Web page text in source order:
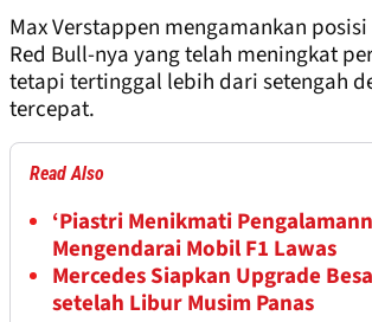
Max Verstappen mengamankan
Red Bull-nya yang telah meningkat
tetapi tertinggal lebih dari setengah
tercepat.
Read Also
‘Piastri Menikmati
Mengendarai Mobil F1 Lawas
Mercedes Siapkan Upgrade
setelah Libur Musim Panas